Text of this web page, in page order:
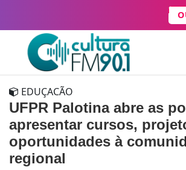
EDUÇACÃO
UFPR Palotina abre as
apresentar cursos,
oportunidades à
regional